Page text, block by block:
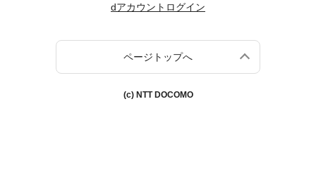
dアカウントログイン
ページトップへ
(c) NTT DOCOMO